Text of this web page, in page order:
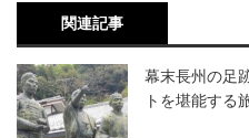
関連記事
幕末長州の足
トを堪能する